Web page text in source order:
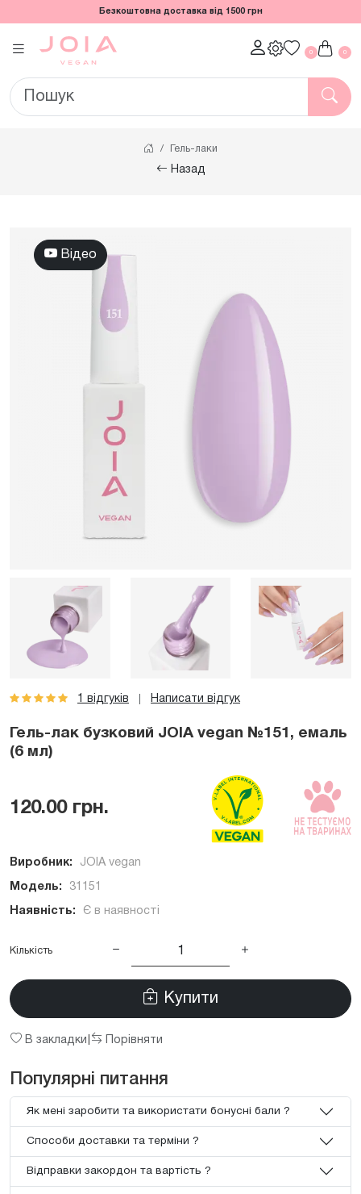
Безкоштовна доставка від 1500 грн
0 0
Гель-лаки
Назад
Відео
1 відгуків Написати відгук
Гель-лак бузковий JOIA vegan №151, емаль
(6 мл)
120.00 грн.
Виробник: JOIA vegan
Модель: 31151
Наявність: Є в наявності
Кількість
Купити
В закладки Порівняти
Популярні питання
Як мені заробити та використати бонусні бали ?
Способи доставки та терміни ?
Відправки закордон та вартість ?